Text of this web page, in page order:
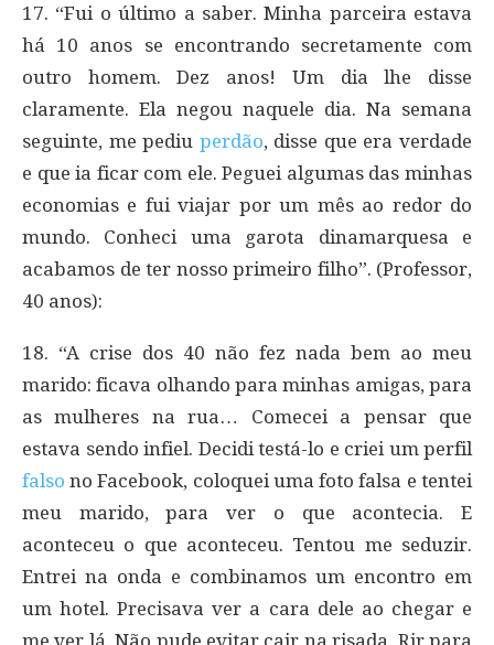
17. “Fui o último a saber. Minha parceira estava
há 10 anos se encontrando secretamente com
outro homem. Dez anos! Um dia lhe disse
claramente. Ela negou naquele dia. Na semana
seguinte, me pediu perdão, disse que era verdade
e que ia ficar com ele. Peguei algumas das minhas
economias e fui viajar por um mês ao redor do
mundo. Conheci uma garota dinamarquesa e
acabamos de ter nosso primeiro filho”. (Professor,
40 anos):
18. “A crise dos 40 não fez nada bem ao meu
marido: ficava olhando para minhas amigas, para
as mulheres na rua… Comecei a pensar que
estava sendo infiel. Decidi testá-lo e criei um perfil
falso no Facebook, coloquei uma foto falsa e tentei
meu marido, para ver o que acontecia. E
aconteceu o que aconteceu. Tentou me seduzir.
Entrei na onda e combinamos um encontro em
um hotel. Precisava ver a cara dele ao chegar e
me ver lá. Não pude evitar cair na risada. Rir para